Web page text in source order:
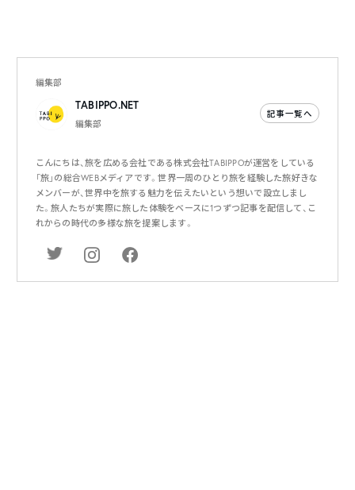
編集部
TABIPPO.NET
編集部
記事一覧へ
こんにちは、旅を広める会社である株式会社TABIPPOが運営をしている
「旅」の総合WEBメディアです。世界一周のひとり旅を経験した旅好きな
メンバーが、世界中を旅する魅力を伝えたいという想いで設立しまし
た。旅人たちが実際に旅した体験をベースに1つずつ記事を配信して、こ
れからの時代の多様な旅を提案します。